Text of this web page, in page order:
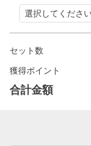
セット数
獲得ポイント
合計金額